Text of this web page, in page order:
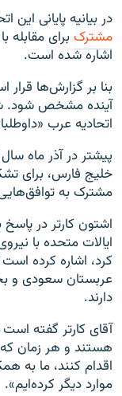
در بیانیه پایانی این
مشترکبرای مقابله
اشاره شده است.
بنا بر گزارش‌ها
آینده مشخص شود.
اتحادیه عرب
پیشتر در آذر ماه
خلیج فارس، برای
مشترک به
اشتون کارتر در
ایالات متحده با
کرد، اشاره کرده
عربستان سعودی و
دارند.
آقای کارتر گفته
هستند و هر زمان که
اقدام کنند، ما به
موارد دیگر کرده‌ایم».